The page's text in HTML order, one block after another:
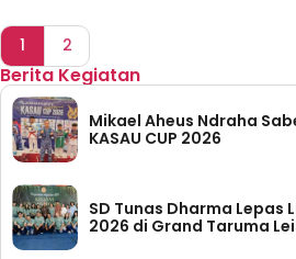
1 2
Berita Kegiatan
Mikael Aheus Ndraha
KASAU CUP 2026
SD Tunas Dharma Lepas
2026 di Grand Taruma